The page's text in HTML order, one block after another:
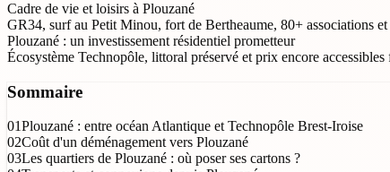
Cadre de vie et loisirs à Plouzané
GR34, surf au Petit Minou, fort de Bertheaume, 80+ associations
Plouzané : un investissement résidentiel prometteur
Écosystème Technopôle, littoral préservé et prix encore
Sommaire
01Plouzané : entre océan Atlantique et Technopôle Brest-Iroise
02Coût d'un déménagement vers Plouzané
03Les quartiers de Plouzané : où poser ses cartons ?